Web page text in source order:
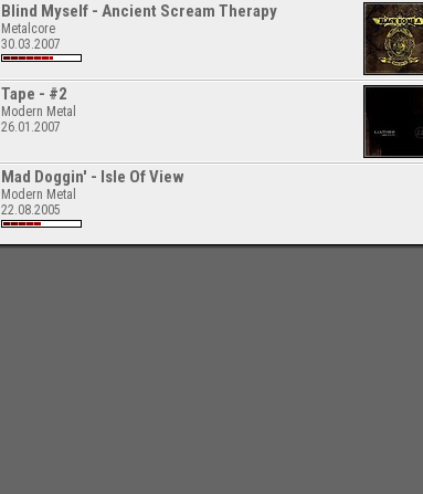
Blind Myself - Ancient Scream Therapy
Metalcore
30.03.2007
Tape - #2
Modern Metal
26.01.2007
Mad Doggin' - Isle Of View
Modern Metal
22.08.2005